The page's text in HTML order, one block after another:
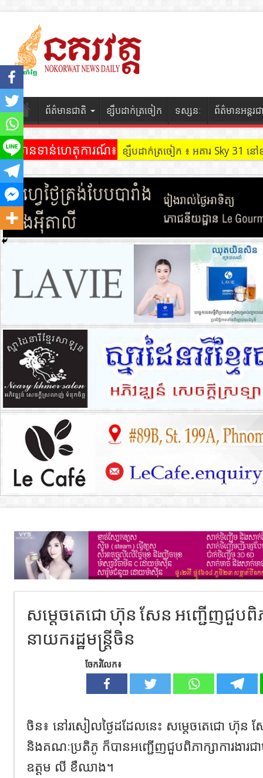
ព័ត៌មានជាតិ ខ្សឹបដាក់ត្រចៀក ទស្សនៈ ព័ត៌មានអន្តរជ
ព័ត៌មានទាន់ហេតុការណ៍៖ ខ្សឹបដាក់ត្រចៀក ៖ អគារ Sky 31
សម្តេចតេជោ ហ៊ុន សែន អញ្ជើញជួបពិភ
នាយករដ្ឋមន្ត្រីចិន
ចែករំលែក៖
ចិន៖ នៅរសៀលថ្ងៃដដែលនេះ សម្តេចតេជោ ហ៊ុន សែ
និងគណៈប្រតិភូ ក៏បានអញ្ជើញជួបពិភាក្សាការងារជ
ឧត្តម លី ខឺឈាង។